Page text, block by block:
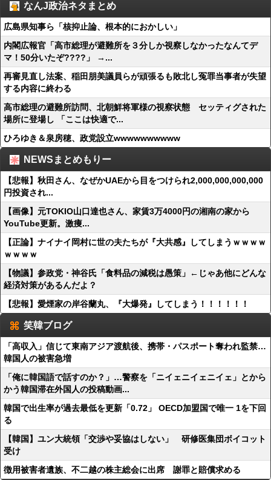
なんJ政治ネタまとめ
広島県知事ら「核抑止論、根本的におかしい」
内閣広報官「高市総理が避難所を３分しか視察しなかったなんてデ
マ！50分いたぞ????」 →...
再審見直し法案、稲田朋美議員らが頑張るも敗北し冤罪当事者が失望
する内容に終わる
高市総理の避難所訪問、北朝鮮将軍様の視察状態 セッティグされた
場所に登場し 「ここは快適で...
ひろゆき＆泉房穂、政党設立wwwwwwwwww
NEWSまとめもりー
【悲報】秋田さん、なぜかUAEから目をつけられ2,000,000,000,000
円投資され...
【画像】元TOKIO山口達也さん、家賃3万4000円の湘南の家から
YouTube更新。激痩...
【正論】ナイナイ岡村に世の夫たちが『大共感』してしまうｗｗｗｗ
ｗｗｗｗ
【物議】参政党・神谷氏「食料品の減税は愚策」←じゃあ他にどんな
経済対策があるんだよ？
【悲報】愛煙家の岸谷蘭丸、『大爆発』してしまう！！！！！！
笑韓ブログ
「高収入」信じて東南アジア渡航後、携帯・パスポート奪われ監禁…
韓国人の被害急増
「俺に韓国語で話すのか？」…警察を「ニイェニイェニイェ」とから
かう韓国滞在外国人の投稿動画...
韓国で出生率が過去最低を更新「0.72」 OECD加盟国で唯一 1を下回
る
【韓国】ユン大統領「交渉や妥協はしない」 研修医集団ボイコット
受け
徴用被害者遺族、不二越の株主総会に出席 謝罪と賠償求める